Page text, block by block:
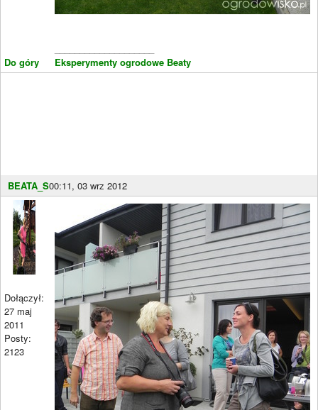
Do góry
Eksperymenty ogrodowe Beaty
BEATA_S00:11, 03 wrz 2012
Dołączył:
27 maj
2011
Posty:
2123